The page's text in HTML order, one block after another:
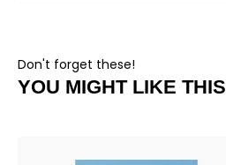
Don't forget these!
YOU MIGHT LIKE THIS